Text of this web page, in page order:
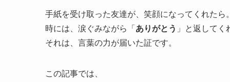
手紙を受け取った友達が、笑顔になってくれたら。
時には、涙ぐみながら「 ありがとう 」と返してく
それは、言葉の力が届いた証です。
この記事では、